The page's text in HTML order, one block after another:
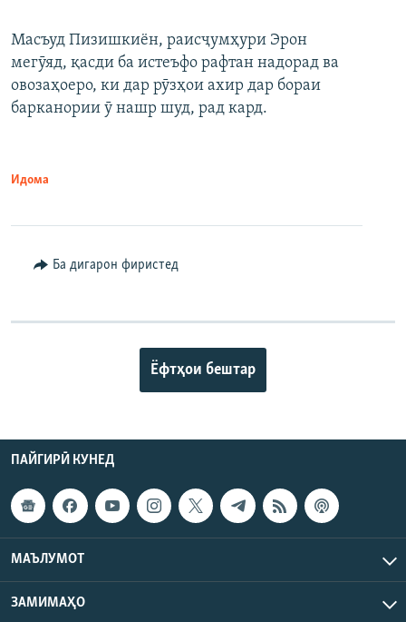
Масъуд Пизишкиён, раисҷумҳури Эрон
мегӯяд, қасди ба истеъфо рафтан надорад ва
овозаҳоеро, ки дар рӯзҳои ахир дар бораи
барканории ӯ нашр шуд, рад кард.
Идома
Ба дигарон фиристед
Ёфтҳои бештар
ПАЙГИРӢ КУНЕД
МАЪЛУМОТ
ЗАМИМАҲО